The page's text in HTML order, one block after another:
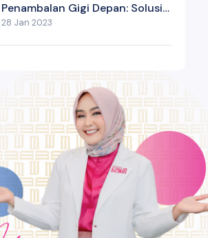
Penambalan Gigi Depan: Solusi
Estetik Untuk Senyum Yang
28 Jan 2023